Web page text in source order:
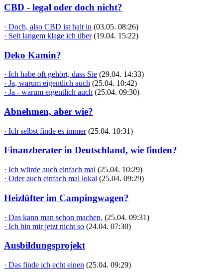
CBD - legal oder doch nicht?
· Doch, also CBD ist halt in (03.05. 08:26)
· Seit langem klage ich über (19.04. 15:22)
Deko Kamin?
· Ich habe oft gehört, dass Sie (29.04. 14:33)
· Ja, warum eigentlich auch (25.04. 10:42)
· Ja - warum eigentlich auch (25.04. 09:30)
Abnehmen, aber wie?
· Ich selbst finde es immer (25.04. 10:31)
Finanzberater in Deutschland, wie finden?
· Ich würde auch einfach mal (25.04. 10:29)
· Oder auch einfach mal lokal (25.04. 09:29)
Heizlüfter im Campingwagen?
· Das kann man schon machen, (25.04. 09:31)
· Ich bin mir jetzt nicht so (24.04. 07:30)
Ausbildungsprojekt
· Das finde ich echt einen (25.04. 09:29)